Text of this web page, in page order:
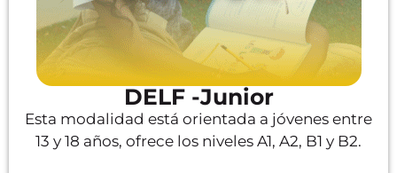
DELF -Junior
Esta modalidad está orientada a jóvenes entre
13 y 18 años, ofrece los niveles A1, A2, B1 y B2.